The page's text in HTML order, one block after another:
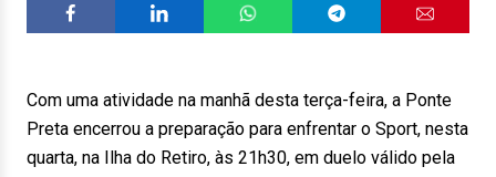
Com uma atividade na manhã desta terça-feira, a Ponte
Preta encerrou a preparação para enfrentar o Sport, nesta
quarta, na Ilha do Retiro, às 21h30, em duelo válido pela